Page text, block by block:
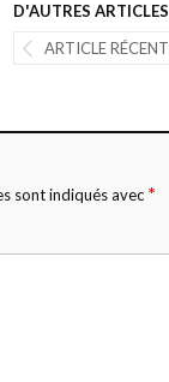
D'AUTRES ARTICLES
ARTICLE RÉCENT
sont indiqués avec *